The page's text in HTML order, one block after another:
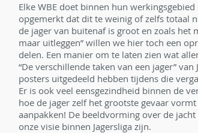
Elke WBE doet binnen hun
opgemerkt dat dit te weinig of zelfs totaal
de jager van buitenaf is groot en zoals het
maar uitleggen” willen we hier toch een
delen. Een manier om te laten zien wat
“De verschillende taken van een jager”
posters uitgedeeld hebben tijdens die
Er is ook veel eensgezindheid binnen de
hoe de jager zelf het grootste gevaar
aanpakken! De beeldvorming over de
onze visie binnen Jagersliga zijn.